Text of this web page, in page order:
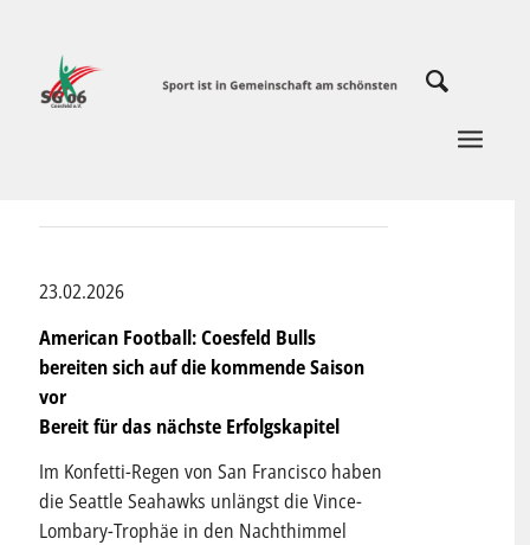
23.02.2026
American Football: Coesfeld Bulls
bereiten sich auf die kommende Saison
vor
Bereit für das nächste Erfolgskapitel
Im Konfetti-Regen von San Francisco haben
die Seattle Seahawks unlängst die Vince-
Lombary-Trophäe in den Nachthimmel